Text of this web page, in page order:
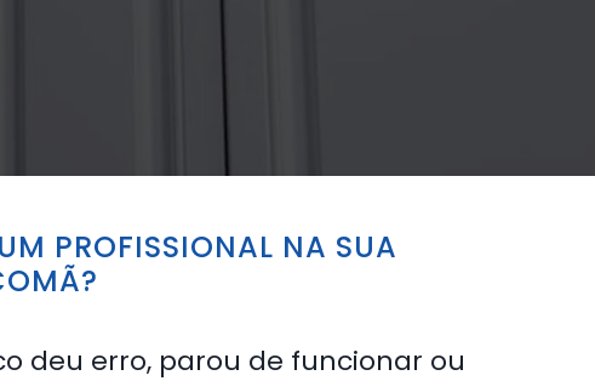
PROFISSIONAL NA SUA
deu erro, parou de funcionar ou